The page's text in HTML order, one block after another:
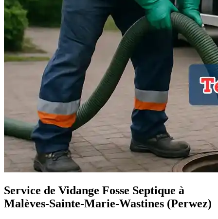
Service de Vidange Fosse Septique à
Malèves-Sainte-Marie-Wastines (Perwez)